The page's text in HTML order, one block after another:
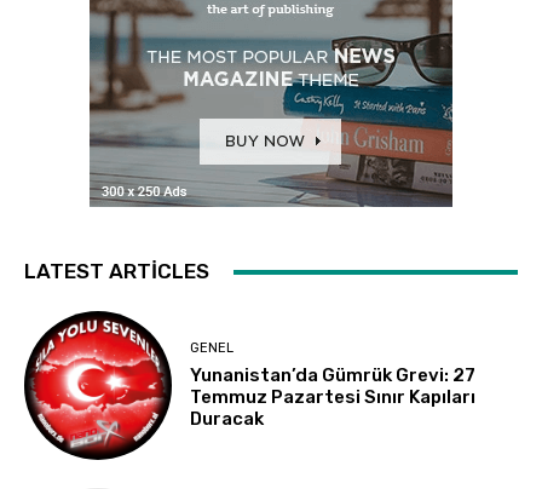
LATEST ARTICLES
GENEL
Yunanistan’da Gümrük Grevi: 27
Temmuz Pazartesi Sınır Kapıları
Duracak